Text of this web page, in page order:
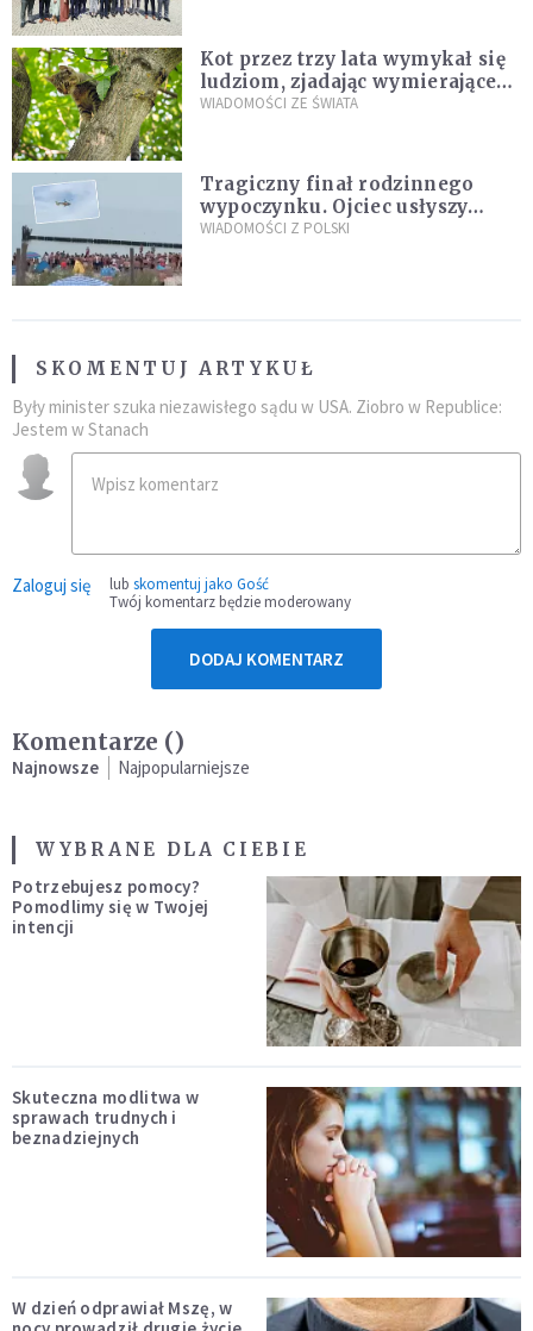
Kot przez trzy lata wymykał się
ludziom, zjadając wymierające
kaczki. W końcu popełnił
WIADOMOŚCI ZE ŚWIATA
Tragiczny finał rodzinnego
wypoczynku. Ojciec usłyszy
zarzuty
WIADOMOŚCI Z POLSKI
SKOMENTUJ ARTYKUŁ
Były minister szuka niezawisłego sądu w USA. Ziobro w Republice:
Jestem w Stanach
Zaloguj się lub skomentuj jako Gość
Twój komentarz będzie moderowany
DODAJ KOMENTARZ
Komentarze ()
Najnowsze Najpopularniejsze
WYBRANE DLA CIEBIE
Potrzebujesz pomocy?
Pomodlimy się w Twojej
intencji
Skuteczna modlitwa w
sprawach trudnych i
beznadziejnych
W dzień odprawiał Mszę, w